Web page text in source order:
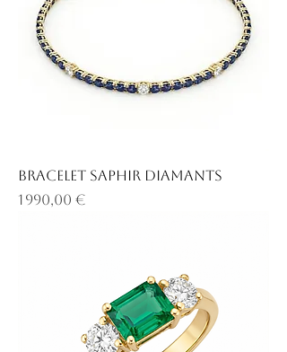
Bracelet saphir diamants
Prix
1 990,00 €